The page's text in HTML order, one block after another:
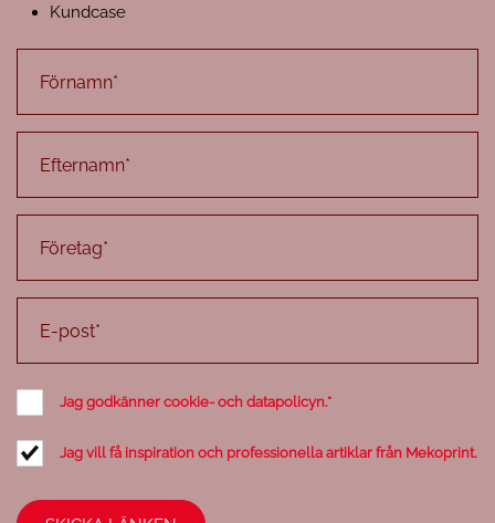
Kundcase
Jag godkänner cookie- och datapolicyn.*
Jag vill få inspiration och professionella artiklar från Mekoprint.